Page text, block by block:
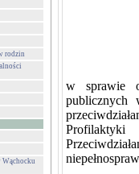
rodzin
Wąchocku
w sprawie
publicznych